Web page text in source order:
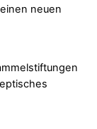
neuen